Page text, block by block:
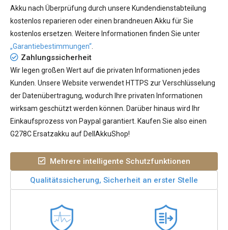
Akku nach Überprüfung durch unsere Kundendienstabteilung
kostenlos reparieren oder einen brandneuen Akku für Sie
kostenlos ersetzen. Weitere Informationen finden Sie unter
„Garantiebestimmungen“
Zahlungssicherheit
Wir legen großen Wert auf die privaten Informationen jedes
Kunden. Unsere Website verwendet HTTPS zur Verschlüsselung
der Datenübertragung, wodurch Ihre privaten Informationen
wirksam geschützt werden können. Darüber hinaus wird Ihr
Einkaufsprozess von Paypal garantiert. Kaufen Sie also einen
G278C Ersatzakku auf DellAkkuShop!
Mehrere intelligente Schutzfunktionen
Qualitätssicherung, Sicherheit an erster Stelle